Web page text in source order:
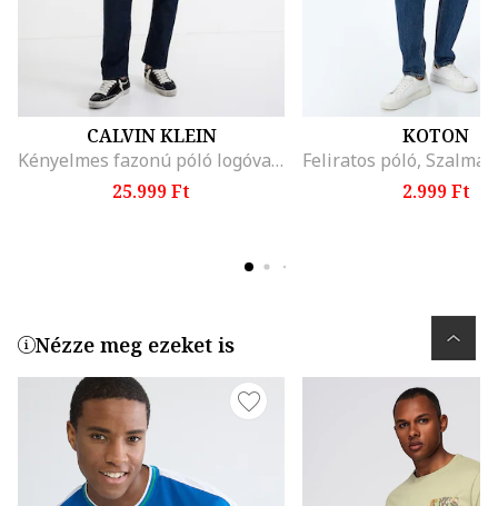
CALVIN KLEIN
Kényelmes fazonú póló logóval a mellrészén, Halványsárga
25.999 Ft
KOTON
2.999 Ft
Nézze meg ezeket is